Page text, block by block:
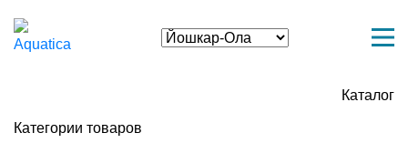
Каталог
Категории товаров